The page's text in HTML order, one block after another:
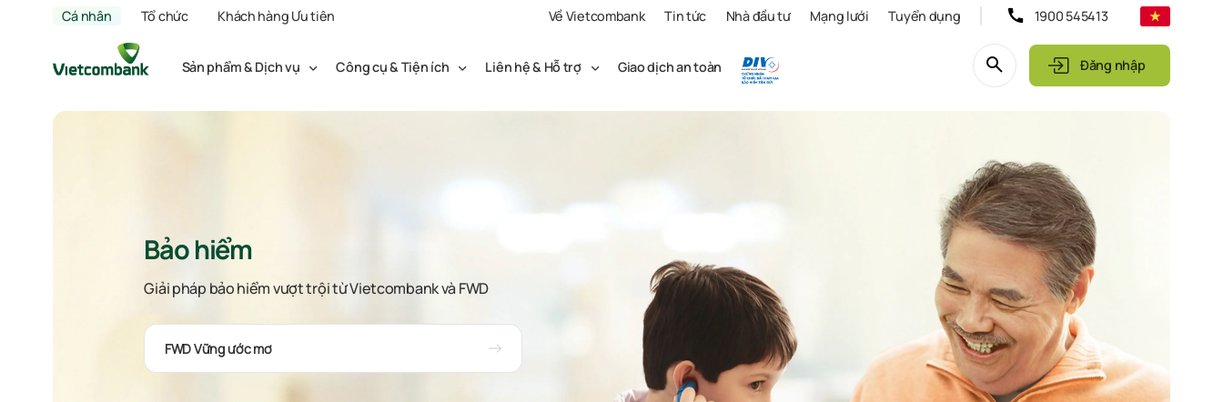
Cá nhân Tổ chức Khách hàng Ưu tiên Về Vietcombank Tin tức Nhà đầu tư Mạng lưới Tuyển dụng 1900 545413
Sản phẩm & Dịch vụ Công cụ & Tiện ích Liên hệ & Hỗ trợ Giao dịch an toàn Đăng nhập
Bảo hiểm
Giải pháp bảo hiểm vượt trội từ Vietcombank và FWD
FWD Vững ước mơ